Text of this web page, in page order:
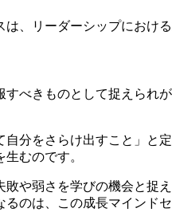
、リーダーシップにおける
べきものとして捉えられ
分をさらけ出すこと」と
むのです。
や弱さを学びの機会と捉
のは、この成長マインド